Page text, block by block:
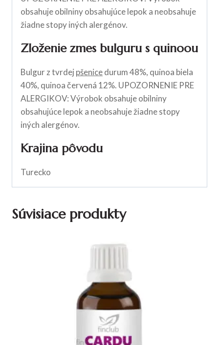
obsahuje obilniny obsahujúce lepok a neobsahuje
žiadne stopy iných alergénov.
Zloženie zmes bulguru s quinoou
Bulgur z tvrdej pšenicedurum 48%, quinoa biela
40%, quinoa červená 12%. UPOZORNENIE PRE
ALERGIKOV: Výrobok obsahuje obilniny
obsahujúce lepok a neobsahuje žiadne stopy
iných alergénov.
Krajina pôvodu
Turecko
Súvisiace produkty